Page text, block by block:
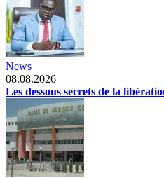
News
08.08.2026
Les dessous secrets de la